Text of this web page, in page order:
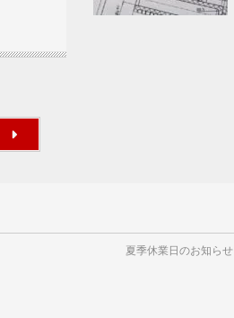
夏季休業日のお知らせ